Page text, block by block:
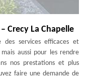
Crecy La Chapelle
services efficaces et
aussi pour les rendre
nos prestations et plus
faire une demande de